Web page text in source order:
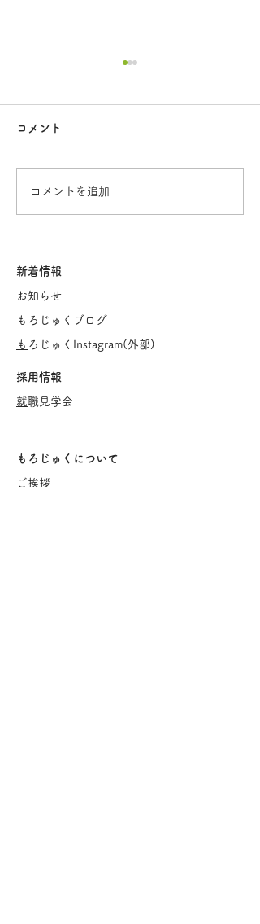
2026年度の見学会につい
コメント
コメントを追加…
新着情報
お知らせ
もろじゅくブログ
​ もろじゅくInstagram( 外部)
採用情報
​就職見学会
もろじゅくについて
ご挨拶